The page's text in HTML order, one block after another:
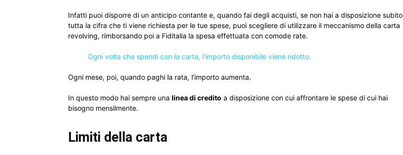
Infatti puoi disporre di un anticipo contante e, quando fai degli acquisti, se non hai a disposizione subito
tutta la cifra che ti viene richiesta per le tue spese, puoi scegliere di utilizzare il meccanismo della carta
revolving, rimborsando poi a Fiditalia la spesa effettuata con comode rate.
Ogni volta che spendi con la carta, l’importo disponibile viene ridotto.
Ogni mese, poi, quando paghi la rata, l’importo aumenta.
In questo modo hai sempre una linea di credito a disposizione con cui affrontare le spese di cui hai
bisogno mensilmente.
Limiti della carta